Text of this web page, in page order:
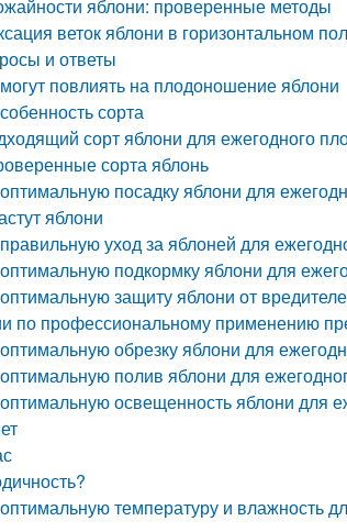
яблони: проверенные методы
веток яблони в горизонтальном
и ответы
повлиять на плодоношение яблони
сорта
сорт яблони для ежегодного
сорта яблонь
посадку яблони для
яблони
уход за яблоней для
подкормку яблони для
защиту яблони от
по профессиональному применению
обрезку яблони для
оптимальную полив яблони для
оптимальную освещенность яблони для
температуру и влажность